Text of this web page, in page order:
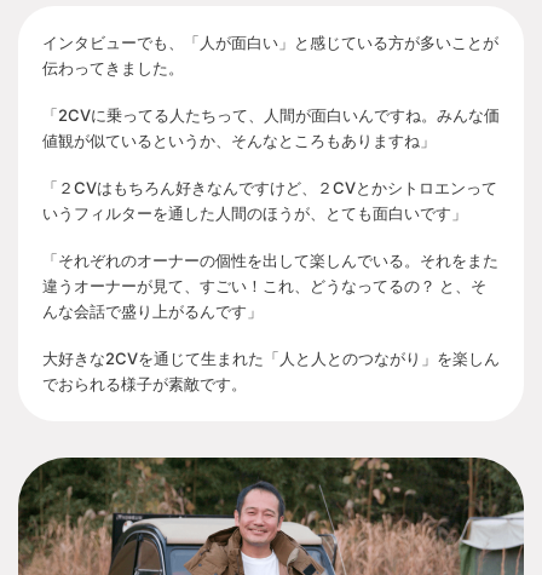
インタビューでも、「人が面白い」と感じている方が多いことが
伝わってきました。
「2CVに乗ってる人たちって、人間が面白いんですね。みんな価
値観が似ているというか、そんなところもありますね」
「２CVはもちろん好きなんですけど、２CVとかシトロエンって
いうフィルターを通した人間のほうが、とても面白いです」
「それぞれのオーナーの個性を出して楽しんでいる。それをまた
違うオーナーが見て、すごい！これ、どうなってるの？ と、そ
んな会話で盛り上がるんです」
大好きな2CVを通じて生まれた「人と人とのつながり」を楽しん
でおられる様子が素敵です。